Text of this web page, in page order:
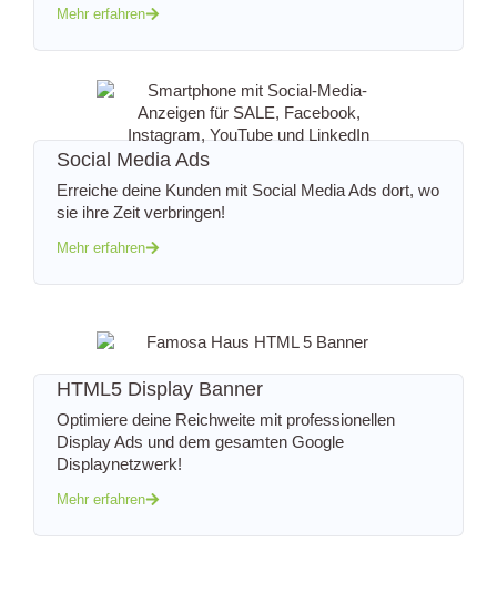
Mehr erfahren
Social Media Ads
Erreiche deine Kunden mit Social Media Ads dort, wo
sie ihre Zeit verbringen!
Mehr erfahren
HTML5 Display Banner
Optimiere deine Reichweite mit professionellen
Display Ads und dem gesamten Google
Displaynetzwerk!
Mehr erfahren